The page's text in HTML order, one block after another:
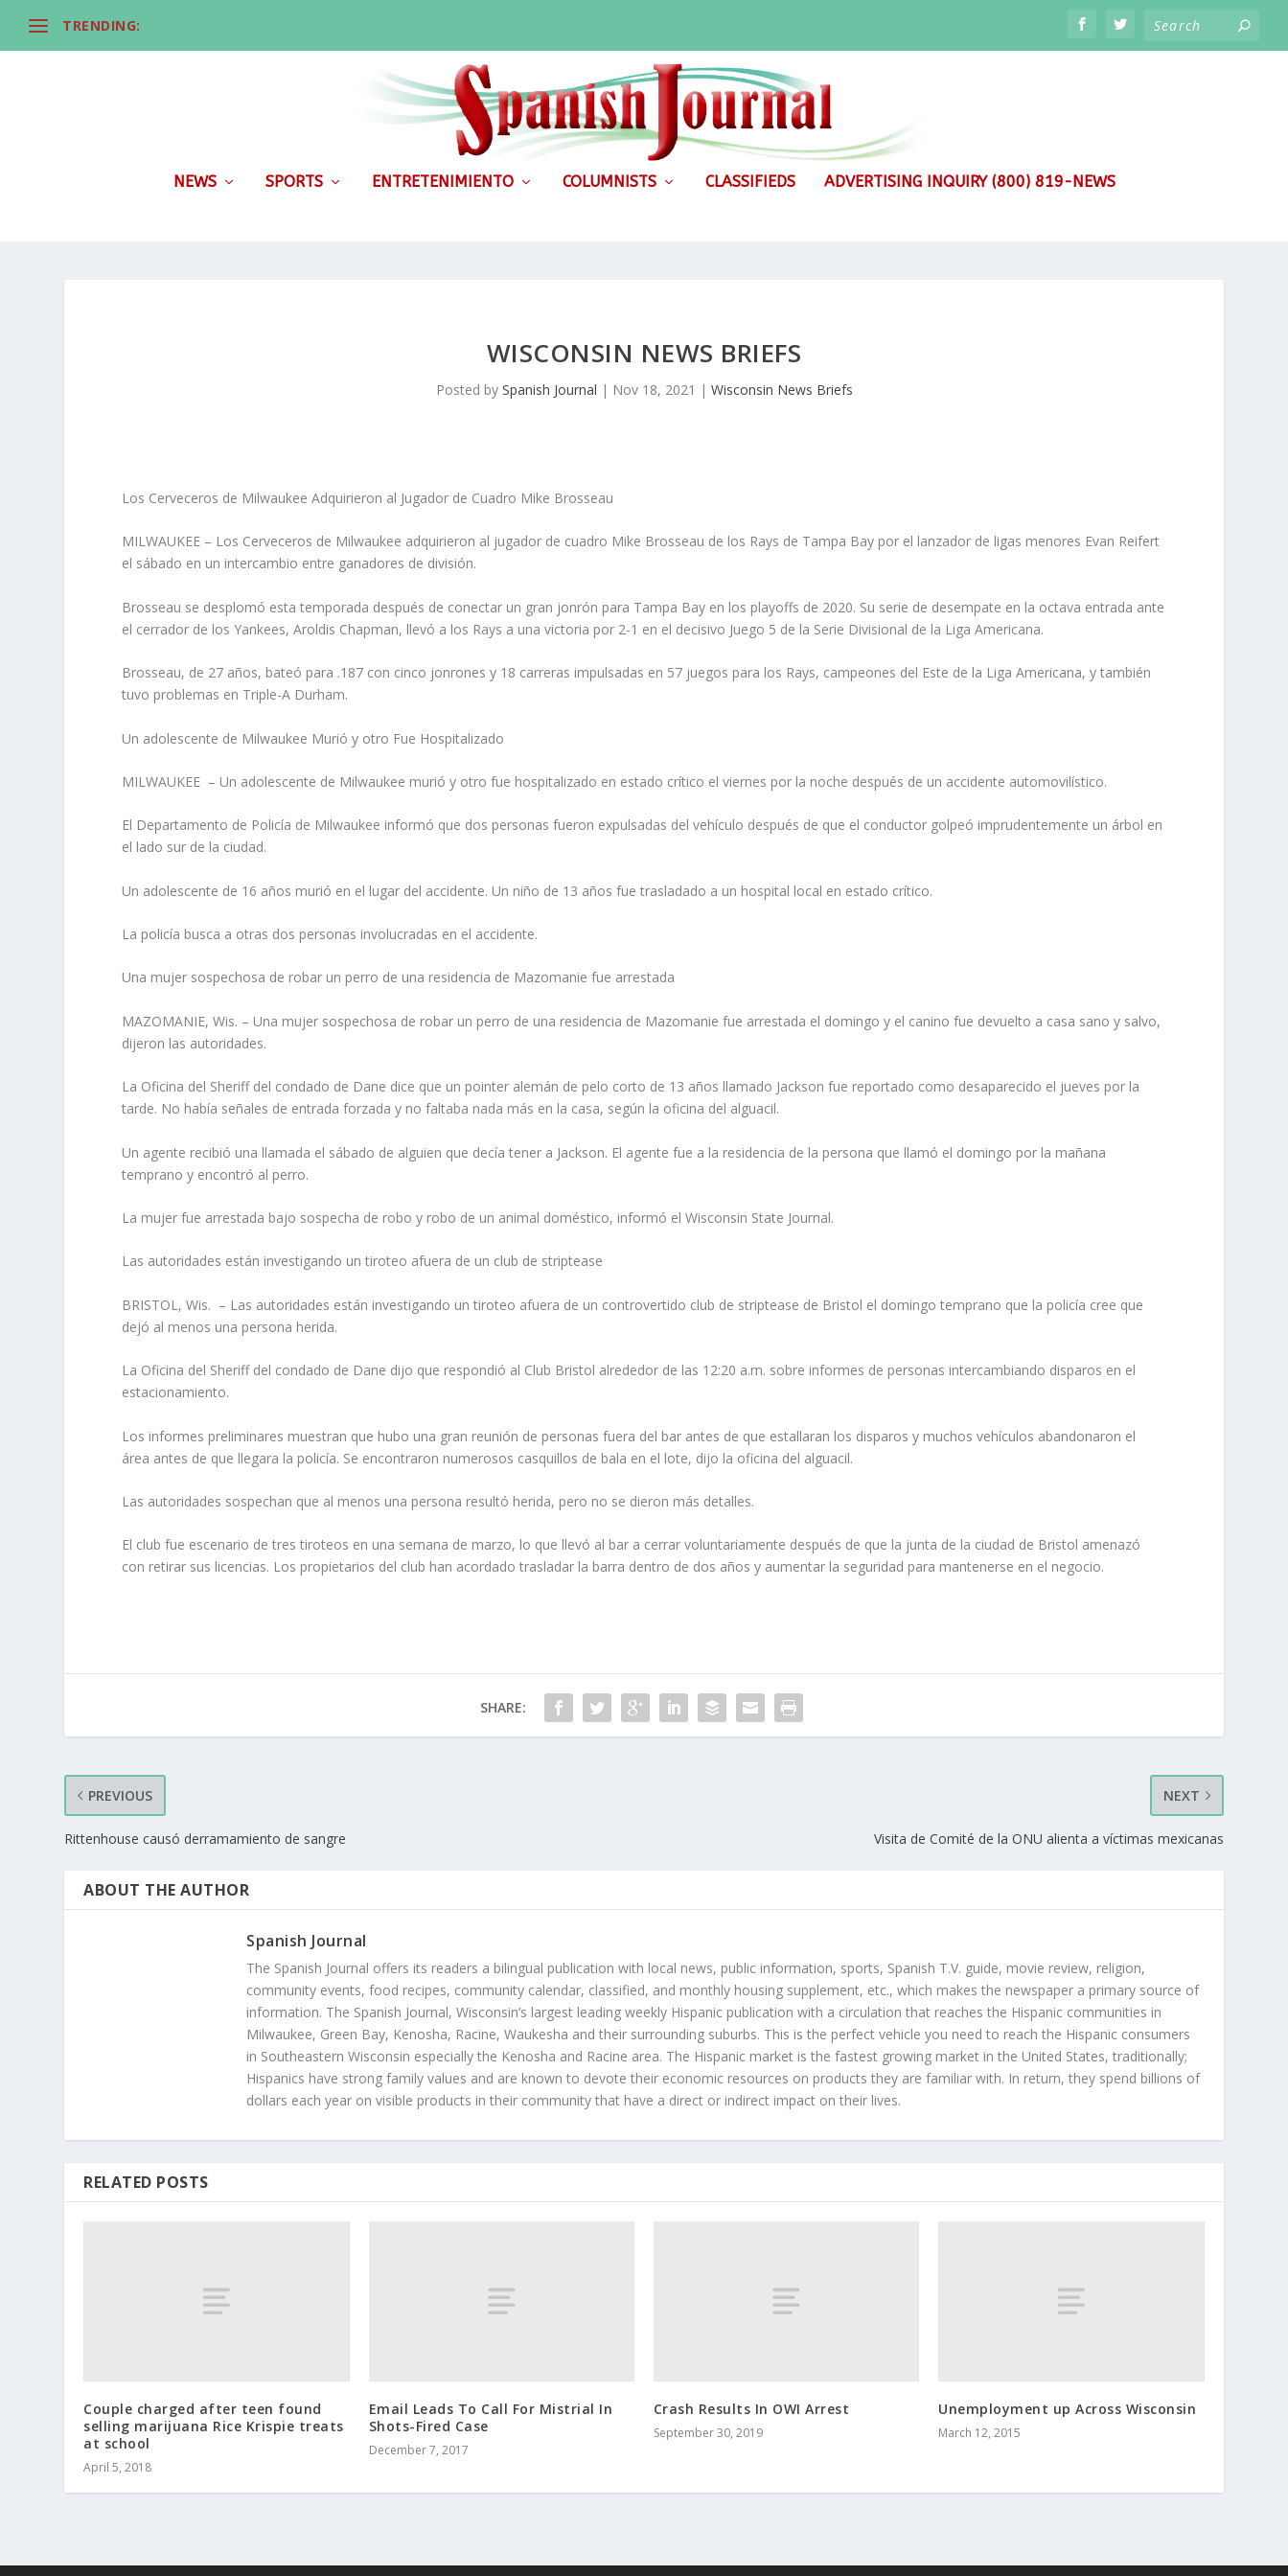
TRENDING:
NEWS SPORTS ENTRETENIMIENTO COLUMNISTS CLASSIFIEDS ADVERTISING INQUIRY (800) 819-NEWS
WISCONSIN NEWS BRIEFS
Posted by Spanish Journal | Nov 18, 2021 | Wisconsin News Briefs
Los Cerveceros de Milwaukee Adquirieron al Jugador de Cuadro Mike Brosseau
MILWAUKEE – Los Cerveceros de Milwaukee adquirieron al jugador de cuadro Mike Brosseau de los Rays de Tampa Bay por el lanzador de ligas menores Evan Reifert
el sábado en un intercambio entre ganadores de división.
Brosseau se desplomó esta temporada después de conectar un gran jonrón para Tampa Bay en los playoffs de 2020. Su serie de desempate en la octava entrada ante
el cerrador de los Yankees, Aroldis Chapman, llevó a los Rays a una victoria por 2-1 en el decisivo Juego 5 de la Serie Divisional de la Liga Americana.
Brosseau, de 27 años, bateó para .187 con cinco jonrones y 18 carreras impulsadas en 57 juegos para los Rays, campeones del Este de la Liga Americana, y también
tuvo problemas en Triple-A Durham.
Un adolescente de Milwaukee Murió y otro Fue Hospitalizado
MILWAUKEE – Un adolescente de Milwaukee murió y otro fue hospitalizado en estado crítico el viernes por la noche después de un accidente automovilístico.
El Departamento de Policía de Milwaukee informó que dos personas fueron expulsadas del vehículo después de que el conductor golpeó imprudentemente un árbol en
el lado sur de la ciudad.
Un adolescente de 16 años murió en el lugar del accidente. Un niño de 13 años fue trasladado a un hospital local en estado crítico.
La policía busca a otras dos personas involucradas en el accidente.
Una mujer sospechosa de robar un perro de una residencia de Mazomanie fue arrestada
MAZOMANIE, Wis. – Una mujer sospechosa de robar un perro de una residencia de Mazomanie fue arrestada el domingo y el canino fue devuelto a casa sano y salvo,
dijeron las autoridades.
La Oficina del Sheriff del condado de Dane dice que un pointer alemán de pelo corto de 13 años llamado Jackson fue reportado como desaparecido el jueves por la
tarde. No había señales de entrada forzada y no faltaba nada más en la casa, según la oficina del alguacil.
Un agente recibió una llamada el sábado de alguien que decía tener a Jackson. El agente fue a la residencia de la persona que llamó el domingo por la mañana
temprano y encontró al perro.
La mujer fue arrestada bajo sospecha de robo y robo de un animal doméstico, informó el Wisconsin State Journal.
Las autoridades están investigando un tiroteo afuera de un club de striptease
BRISTOL, Wis. – Las autoridades están investigando un tiroteo afuera de un controvertido club de striptease de Bristol el domingo temprano que la policía cree que
dejó al menos una persona herida.
La Oficina del Sheriff del condado de Dane dijo que respondió al Club Bristol alrededor de las 12:20 a.m. sobre informes de personas intercambiando disparos en el
estacionamiento.
Los informes preliminares muestran que hubo una gran reunión de personas fuera del bar antes de que estallaran los disparos y muchos vehículos abandonaron el
área antes de que llegara la policía. Se encontraron numerosos casquillos de bala en el lote, dijo la oficina del alguacil.
Las autoridades sospechan que al menos una persona resultó herida, pero no se dieron más detalles.
El club fue escenario de tres tiroteos en una semana de marzo, lo que llevó al bar a cerrar voluntariamente después de que la junta de la ciudad de Bristol amenazó
con retirar sus licencias. Los propietarios del club han acordado trasladar la barra dentro de dos años y aumentar la seguridad para mantenerse en el negocio.
SHARE:
PREVIOUS
Rittenhouse causó derramamiento de sangre
NEXT
Visita de Comité de la ONU alienta a víctimas mexicanas
ABOUT THE AUTHOR
Spanish Journal
The Spanish Journal offers its readers a bilingual publication with local news, public information, sports, Spanish T.V. guide, movie review, religion,
community events, food recipes, community calendar, classified, and monthly housing supplement, etc., which makes the newspaper a primary source of
information. The Spanish Journal, Wisconsin’s largest leading weekly Hispanic publication with a circulation that reaches the Hispanic communities in
Milwaukee, Green Bay, Kenosha, Racine, Waukesha and their surrounding suburbs. This is the perfect vehicle you need to reach the Hispanic consumers
in Southeastern Wisconsin especially the Kenosha and Racine area. The Hispanic market is the fastest growing market in the United States, traditionally;
Hispanics have strong family values and are known to devote their economic resources on products they are familiar with. In return, they spend billions of
dollars each year on visible products in their community that have a direct or indirect impact on their lives.
RELATED POSTS
Couple charged after teen found
selling marijuana Rice Krispie treats
at school
April 5, 2018
Email Leads To Call For Mistrial In
Shots-Fired Case
December 7, 2017
Crash Results In OWI Arrest
September 30, 2019
Unemployment up Across Wisconsin
March 12, 2015